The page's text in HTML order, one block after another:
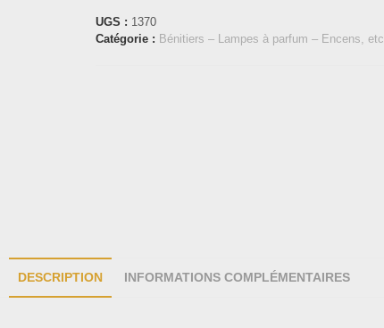
UGS : 1370
Catégorie : Bénitiers – Lampes à parfum – Encens,
DESCRIPTION INFORMATIONS COMPLÉMENTAIRES